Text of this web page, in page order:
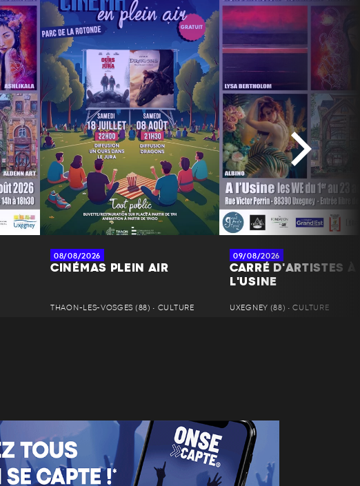
08/08/2026
CINÉMAS PLEIN AIR
THAON-LES-VOSGES (88) • CULTURE
09/08/2026
CARRÉ D'ARTISTES À
L'USINE
UXEGNEY (88) • CULTURE